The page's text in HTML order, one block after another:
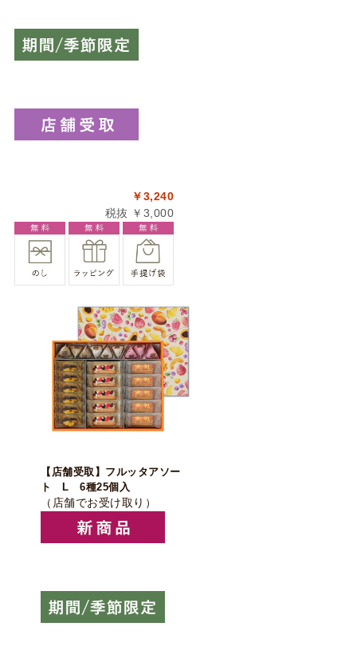
￥3,240
税抜 ￥3,000
【店舗受取】フルッタアソー
ト L 6種25個入
（店舗でお受け取り）